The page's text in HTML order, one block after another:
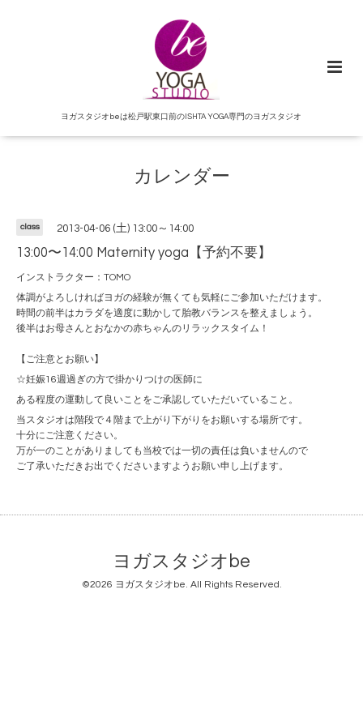
ヨガスタジオbeは松戸駅東口前のISHTA YOGA専門のヨガスタジオ
カレンダー
class 2013-04-06 (土) 13:00～14:00
13:00〜14:00 Maternity yoga【予約不要】
インストラクター：TOMO
体調がよろしければヨガの経験が無くても気軽にご参加いただけます。
時間の前半はカラダを適度に動かして胎教バランスを整えましょう。
後半はお母さんとおなかの赤ちゃんのリラックスタイム！
【ご注意とお願い】
☆妊娠16週過ぎの方で掛かりつけの医師に
ある程度の運動して良いことをご承認していただいていること。
当スタジオは階段で４階まで上がり下がりをお願いする場所です。
十分にご注意ください。
万が一のことがありましても当校では一切の責任は負いませんので
ご了承いただきお出でくださいますようお願い申し上げます。
ヨガスタジオbe
©2026 ヨガスタジオbe. All Rights Reserved.